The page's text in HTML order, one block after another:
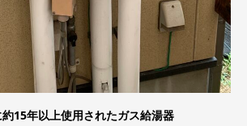
15年以上使用されたガス給湯器